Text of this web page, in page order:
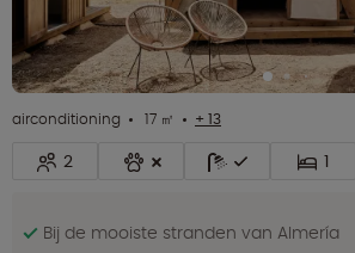
airconditioning 17 ㎡ + 13
2 1
Bij de mooiste stranden van Almería